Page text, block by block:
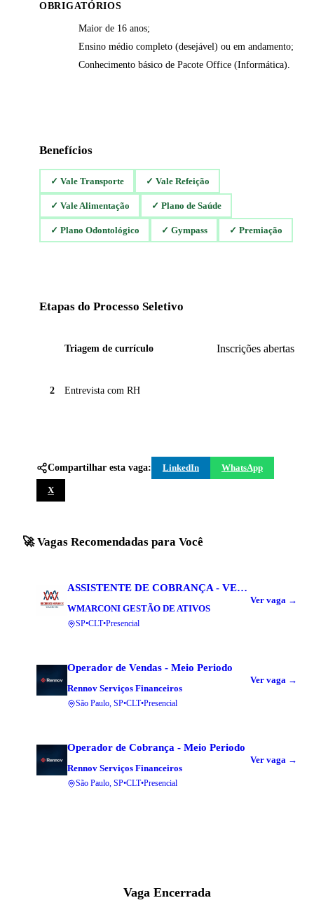
OBRIGATÓRIOS
Maior de 16 anos;
Ensino médio completo (desejável) ou em andamento;
Conhecimento básico de Pacote Office (Informática).
Benefícios
✓ Vale Transporte ✓ Vale Refeição
✓ Vale Alimentação ✓ Plano de Saúde
✓ Plano Odontológico ✓ Gympass ✓ Premiação
Etapas do Processo Seletivo
Triagem de currículo Inscrições abertas
2 Entrevista com RH
Compartilhar esta vaga: LinkedIn WhatsApp
X
🚀 Vagas Recomendadas para Você
ASSISTENTE DE COBRANÇA - VEICULOS
WMARCONI GESTÃO DE ATIVOS
SP•CLT•Presencial
Ver vaga →
Operador de Vendas - Meio Periodo
Rennov Serviços Financeiros
São Paulo, SP•CLT•Presencial
Ver vaga →
Operador de Cobrança - Meio Periodo
Rennov Serviços Financeiros
São Paulo, SP•CLT•Presencial
Ver vaga →
Vaga Encerrada